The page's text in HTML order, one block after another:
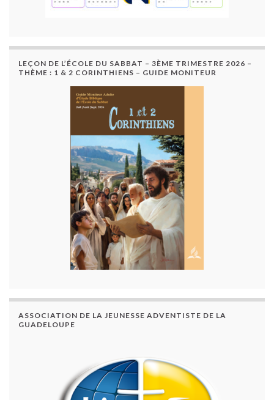
LEÇON DE L’ÉCOLE DU SABBAT – 3ÈME TRIMESTRE 2026 –
THÈME : 1 & 2 CORINTHIENS – GUIDE MONITEUR
ASSOCIATION DE LA JEUNESSE ADVENTISTE DE LA
GUADELOUPE